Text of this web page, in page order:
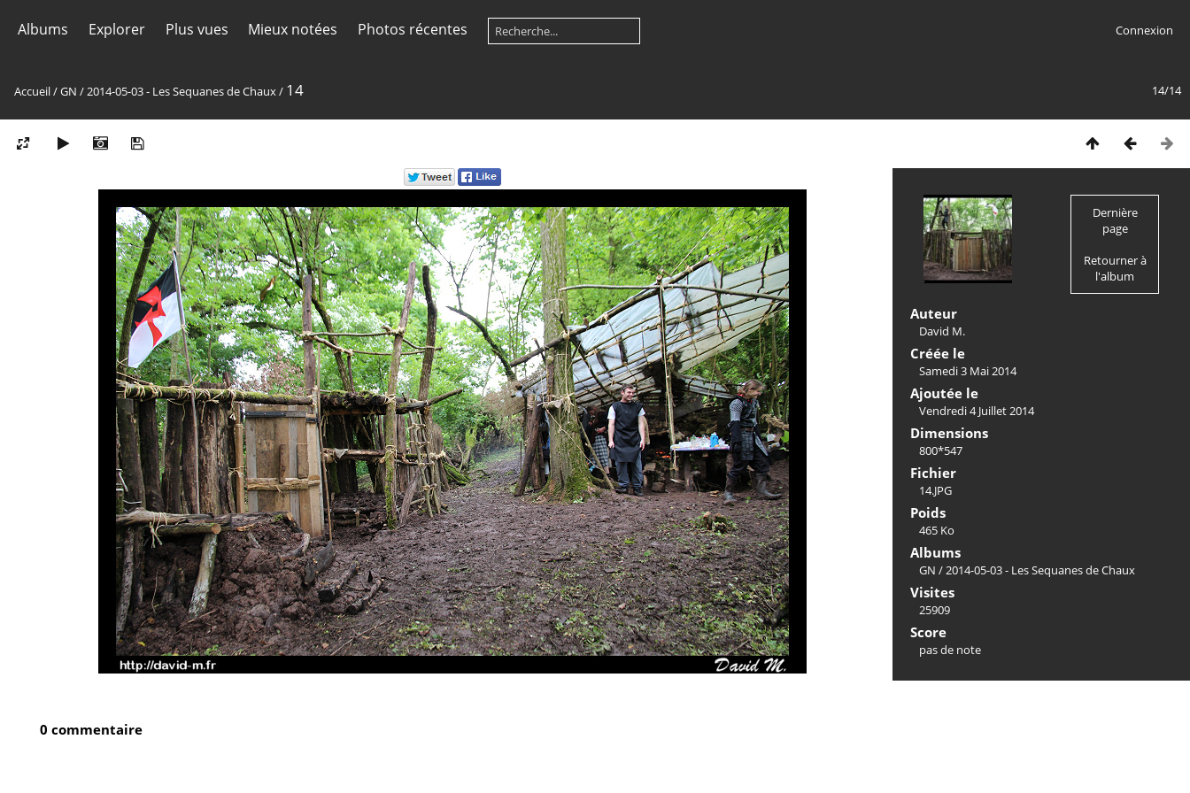
Albums Explorer Plus vues Mieux notées Photos récentes Connexion
14/14
Accueil/GN /2014-05-03 - Les Sequanes de Chaux/ 14
Dernière
page
Retourner à
l'album
Auteur
David M.
Créée le
Samedi 3 Mai 2014
Ajoutée le
Vendredi 4 Juillet 2014
Dimensions
800*547
Fichier
14.JPG
Poids
465 Ko
Albums
GN /2014-05-03 - Les Sequanes de Chaux
Visites
25909
Score
pas de note
0 commentaire